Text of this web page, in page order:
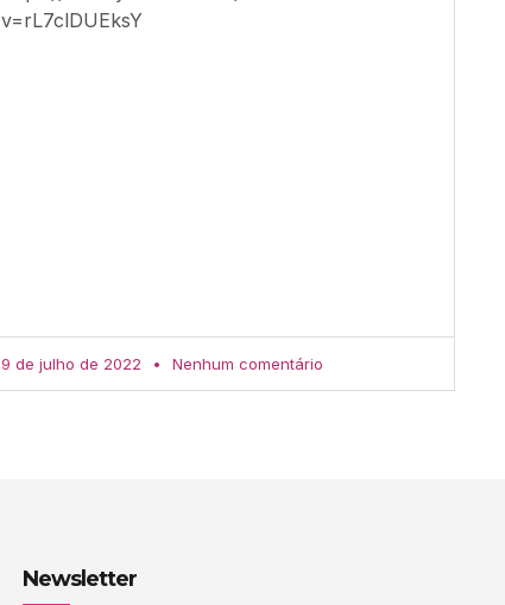
v=rL7clDUEksY
9 de julho de 2022 Nenhum comentário
Newsletter